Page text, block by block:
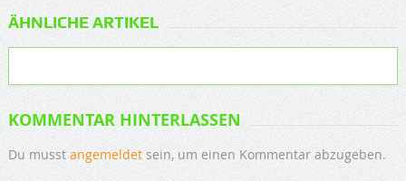
ÄHNLICHE ARTIKEL
KOMMENTAR HINTERLASSEN
Du musst angemeldetsein, um einen Kommentar abzugeben.